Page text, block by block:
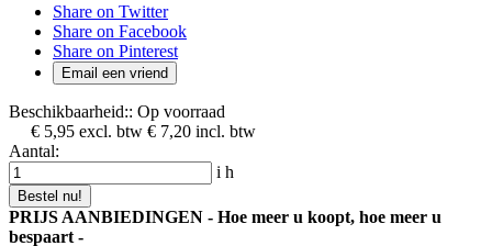
Share on Twitter
Share on Facebook
Share on Pinterest
Email een vriend
Beschikbaarheid:: Op voorraad
€ 5,95 excl. btw € 7,20 incl. btw
Aantal:
i h
Bestel nu!
PRIJS AANBIEDINGEN - Hoe meer u koopt, hoe meer u
bespaart -